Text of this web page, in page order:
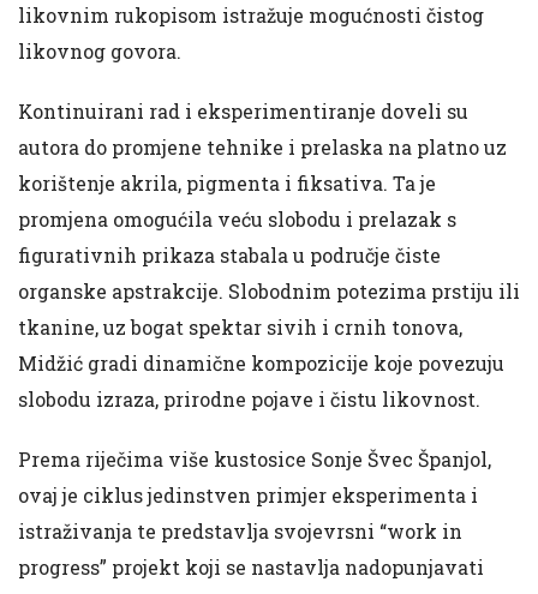
likovnim rukopisom istražuje mogućnosti čistog
likovnog govora.
Kontinuirani rad i eksperimentiranje doveli su
autora do promjene tehnike i prelaska na platno uz
korištenje akrila, pigmenta i fiksativa. Ta je
promjena omogućila veću slobodu i prelazak s
figurativnih prikaza stabala u područje čiste
organske apstrakcije. Slobodnim potezima prstiju ili
tkanine, uz bogat spektar sivih i crnih tonova,
Midžić gradi dinamične kompozicije koje povezuju
slobodu izraza, prirodne pojave i čistu likovnost.
Prema riječima više kustosice Sonje Švec Španjol,
ovaj je ciklus jedinstven primjer eksperimenta i
istraživanja te predstavlja svojevrsni “work in
progress” projekt koji se nastavlja nadopunjavati